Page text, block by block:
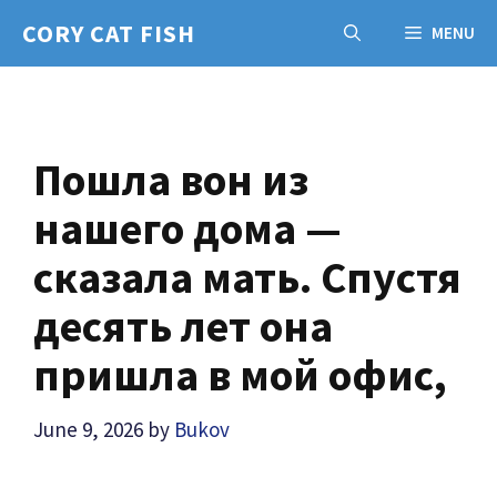
CORY CAT FISH MENU
Пошла вон из
нашего дома —
сказала мать. Спустя
десять лет она
пришла в мой офис,
June 9, 2026 by Bukov